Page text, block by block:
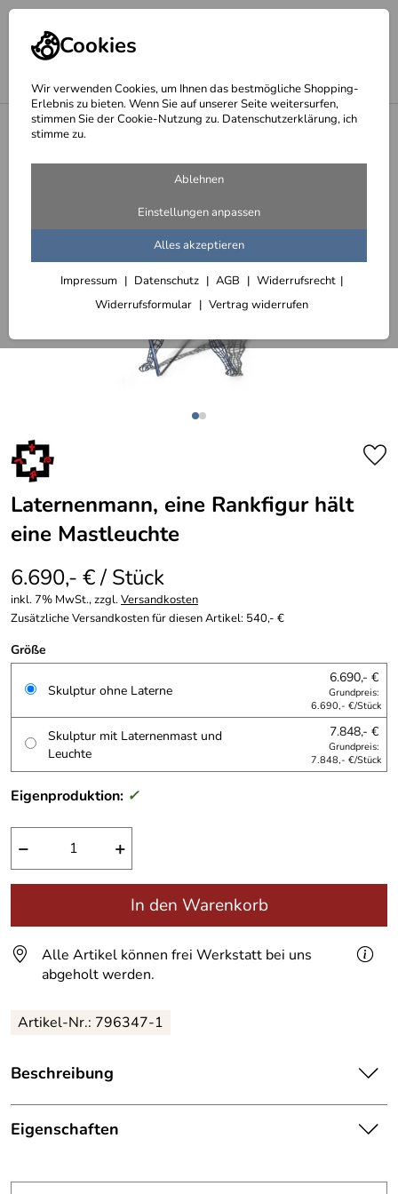
Cookies
Wir verwenden Cookies, um Ihnen das bestmögliche Shopping-
Erlebnis zu bieten. Wenn Sie auf unserer Seite weitersurfen,
stimmen Sie der Cookie-Nutzung zu. Datenschutzerklärung, ich
stimme zu.
Ablehnen
Einstellungen anpassen
Alles akzeptieren
Impressum Datenschutz AGB
Widerrufsrecht
Widerrufsformular
Vertrag widerrufen
Lichtskulpturen - skulpturales Licht
Laternenmann, eine Rankfigur hält
eine Mastleuchte
6.690,- € / Stück
inkl. 7% MwSt., zzgl.Versandkosten
Zusätzliche Versandkosten für diesen Artikel: 540,- €
Größe
Skulptur ohne Laterne
6.690,- €
Grundpreis:
6.690,- €/Stück
Skulptur mit Laternenmast und
Leuchte
7.848,- €
Grundpreis:
7.848,- €/Stück
Eigenproduktion: ✓
− +
In den Warenkorb
Alle Artikel können frei Werkstatt bei uns
abgeholt werden.
Artikel-Nr.: 796347-1
Beschreibung
Laternenmann, eine Rankfigur hält eine Mastleuchte.
Eine Rankskulptur aus Stahl mit einer Leuchte in der Hand
Eigenschaften